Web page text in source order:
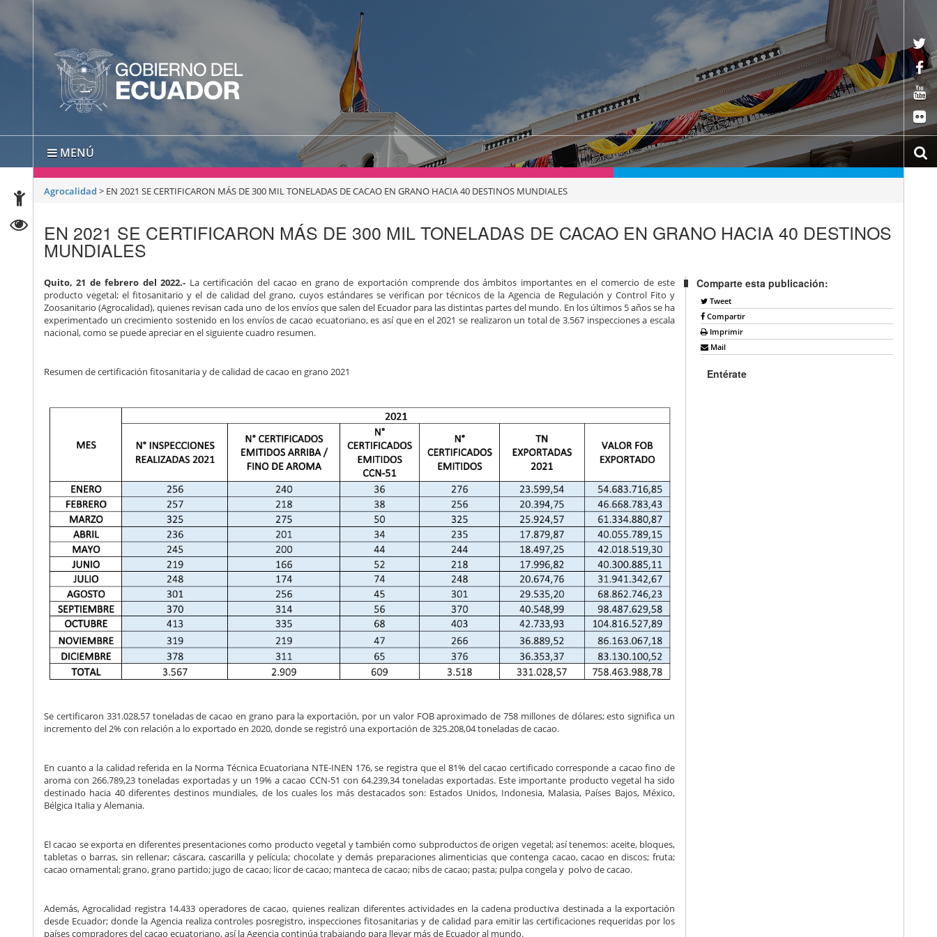
MENÚ
Agrocalidad > EN 2021 SE CERTIFICARON MÁS DE 300 MIL TONELADAS DE CACAO EN GRANO HACIA 40 DESTINOS MUNDIALES
EN 2021 SE CERTIFICARON MÁS DE 300 MIL TONELADAS DE CACAO EN GRANO HACIA 40 DESTINOS
MUNDIALES
Quito, 21 de febrero del 2022.- La certificación del cacao en grano de exportación comprende dos ámbitos importantes en el comercio de este
producto vegetal; el fitosanitario y el de calidad del grano, cuyos estándares se verifican por técnicos de la Agencia de Regulación y Control Fito y
Zoosanitario (Agrocalidad), quienes revisan cada uno de los envíos que salen del Ecuador para las distintas partes del mundo. En los últimos 5 años se ha
experimentado un crecimiento sostenido en los envíos de cacao ecuatoriano, es así que en el 2021 se realizaron un total de 3.567 inspecciones a escala
nacional, como se puede apreciar en el siguiente cuadro resumen.
Resumen de certificación fitosanitaria y de calidad de cacao en grano 2021
Se certificaron 331.028,57 toneladas de cacao en grano para la exportación, por un valor FOB aproximado de 758 millones de dólares; esto significa un
incremento del 2% con relación a lo exportado en 2020, donde se registró una exportación de 325.208,04 toneladas de cacao.
En cuanto a la calidad referida en la Norma Técnica Ecuatoriana NTE-INEN 176, se registra que el 81% del cacao certificado corresponde a cacao fino de
aroma con 266.789,23 toneladas exportadas y un 19% a cacao CCN-51 con 64.239,34 toneladas exportadas. Este importante producto vegetal ha sido
destinado hacia 40 diferentes destinos mundiales, de los cuales los más destacados son: Estados Unidos, Indonesia, Malasia, Países Bajos, México,
Bélgica Italia y Alemania.
El cacao se exporta en diferentes presentaciones como producto vegetal y también como subproductos de origen vegetal; así tenemos: aceite, bloques,
tabletas o barras, sin rellenar; cáscara, cascarilla y película; chocolate y demás preparaciones alimenticias que contenga cacao, cacao en discos; fruta;
cacao ornamental; grano, grano partido; jugo de cacao; licor de cacao; manteca de cacao; nibs de cacao; pasta; pulpa congela y polvo de cacao.
Además, Agrocalidad registra 14.433 operadores de cacao, quienes realizan diferentes actividades en la cadena productiva destinada a la exportación
desde Ecuador; donde la Agencia realiza controles posregistro, inspecciones fitosanitarias y de calidad para emitir las certificaciones requeridas por los
países compradores del cacao ecuatoriano, así la Agencia continúa trabajando para llevar más de Ecuador al mundo.
Comparte esta publicación:
Tweet
Compartir
Imprimir
Mail
Entérate